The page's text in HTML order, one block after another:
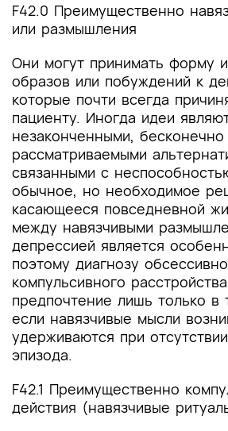
F42.0 Преимущественно
или размышления
Они могут принимать форму
образов или побуждений к
которые почти всегда
пациенту. Иногда идеи
незаконченными, бесконечно
рассматриваемыми
связанными с
обычное, но необходимое
касающееся повседневной
между навязчивыми
депрессией является
поэтому диагнозу
компульсивного
предпочтение лишь только в
если навязчивые мысли
удерживаются при
эпизода.
F42.1 Преимущественно
действия (навязчивые